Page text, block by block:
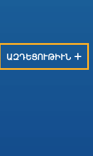
ԱԶԴԵՑՈՒԹԻՒՆ